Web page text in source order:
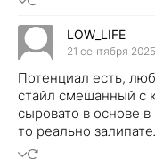
LOW_LIFE
21 сентября
Потенциал есть,
стайл смешанный с
сыровато в основе
то реально